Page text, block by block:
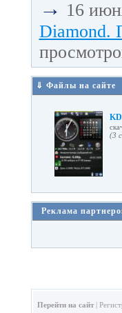
→ 16
Diamond.
⇓ Файлы на сайте
(3
Реклама
Перейти на сайт |